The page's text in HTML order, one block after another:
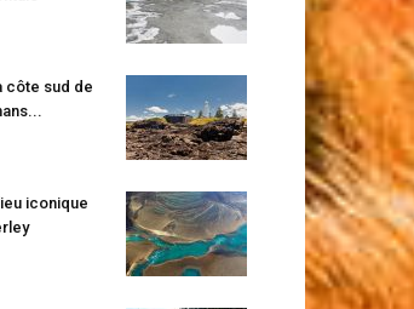
côte sud de
iconique